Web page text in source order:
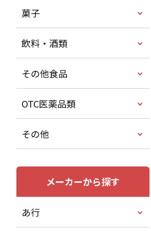
菓子
飲料・酒類
その他食品
OTC医薬品類
その他
メーカーから探す
あ行